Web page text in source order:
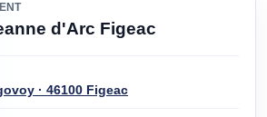
d'Arc Figeac
· 46100 Figeac